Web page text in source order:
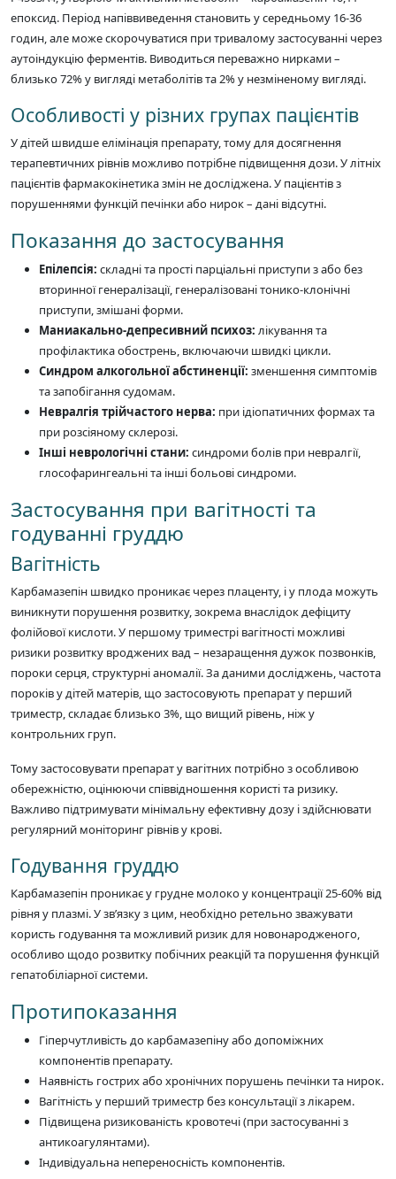
епоксид. Період напіввиведення становить у середньому 16-36
годин, але може скорочуватися при тривалому застосуванні через
аутоіндукцію ферментів. Виводиться переважно нирками –
близько 72% у вигляді метаболітів та 2% у незміненому вигляді.
Особливості у різних групах пацієнтів
У дітей швидше елімінація препарату, тому для досягнення
терапевтичних рівнів можливо потрібне підвищення дози. У літніх
пацієнтів фармакокінетика змін не досліджена. У пацієнтів з
порушеннями функцій печінки або нирок – дані відсутні.
Показання до застосування
Епілепсія: складні та прості парціальні приступи з або без
вторинної генералізації, генералізовані тонико-клонічні
приступи, змішані форми.
Маниакально-депресивний психоз: лікування та
профілактика обострень, включаючи швидкі цикли.
Синдром алкогольної абстиненції: зменшення симптомів
та запобігання судомам.
Невралгія трійчастого нерва: при ідіопатичних формах та
при розсіяному склерозі.
Інші неврологічні стани: синдроми болів при невралгії,
глософарингеальні та інші больові синдроми.
Застосування при вагітності та
годуванні груддю
Вагітність
Карбамазепін швидко проникає через плаценту, і у плода можуть
виникнути порушення розвитку, зокрема внаслідок дефіциту
фолійової кислоти. У першому триместрі вагітності можливі
ризики розвитку вроджених вад – незаращення дужок позвонків,
пороки серця, структурні аномалії. За даними досліджень, частота
пороків у дітей матерів, що застосовують препарат у перший
триместр, складає близько 3%, що вищий рівень, ніж у
контрольних груп.
Тому застосовувати препарат у вагітних потрібно з особливою
обережністю, оцінюючи співвідношення користі та ризику.
Важливо підтримувати мінімальну ефективну дозу і здійснювати
регулярний моніторинг рівнів у крові.
Годування груддю
Карбамазепін проникає у грудне молоко у концентрації 25-60% від
рівня у плазмі. У зв’язку з цим, необхідно ретельно зважувати
користь годування та можливий ризик для новонародженого,
особливо щодо розвитку побічних реакцій та порушення функцій
гепатобіліарної системи.
Протипоказання
Гіперчутливість до карбамазепіну або допоміжних
компонентів препарату.
Наявність гострих або хронічних порушень печінки та нирок.
Вагітність у перший триместр без консультації з лікарем.
Підвищена ризикованість кровотечі (при застосуванні з
антикоагулянтами).
Індивідуальна непереносність компонентів.